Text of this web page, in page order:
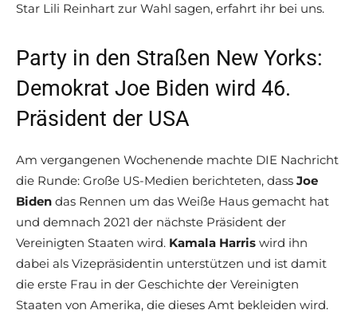
Star Lili Reinhart zur Wahl sagen, erfahrt ihr bei uns.
Party in den Straßen New Yorks:
Demokrat Joe Biden wird 46.
Präsident der USA
Am vergangenen Wochenende machte DIE Nachricht
die Runde: Große US-Medien berichteten, dass Joe
Biden das Rennen um das Weiße Haus gemacht hat
und demnach 2021 der nächste Präsident der
Vereinigten Staaten wird. Kamala Harris wird ihn
dabei als Vizepräsidentin unterstützen und ist damit
die erste Frau in der Geschichte der Vereinigten
Staaten von Amerika, die dieses Amt bekleiden wird.